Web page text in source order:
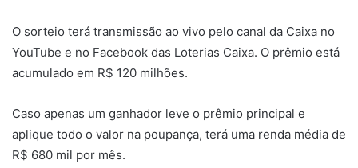
O sorteio terá transmissão ao vivo pelo canal da Caixa no
YouTube e no Facebook das Loterias Caixa. O prêmio está
acumulado em R$ 120 milhões.
Caso apenas um ganhador leve o prêmio principal e
aplique todo o valor na poupança, terá uma renda média de
R$ 680 mil por mês.